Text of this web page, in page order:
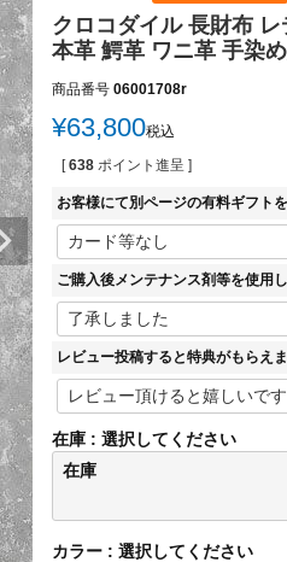
クロコダイル 長財布
本革 鰐革 ワニ革 手染
商品番号 06001708r
¥63,800税込
[ 638 ポイント進呈 ]
お客様にて別ページの有料ギフト
ご購入後メンテナンス剤等を使用
レビュー投稿すると特典がもらえ
在庫
選択してください
在庫
カラー 選択してください